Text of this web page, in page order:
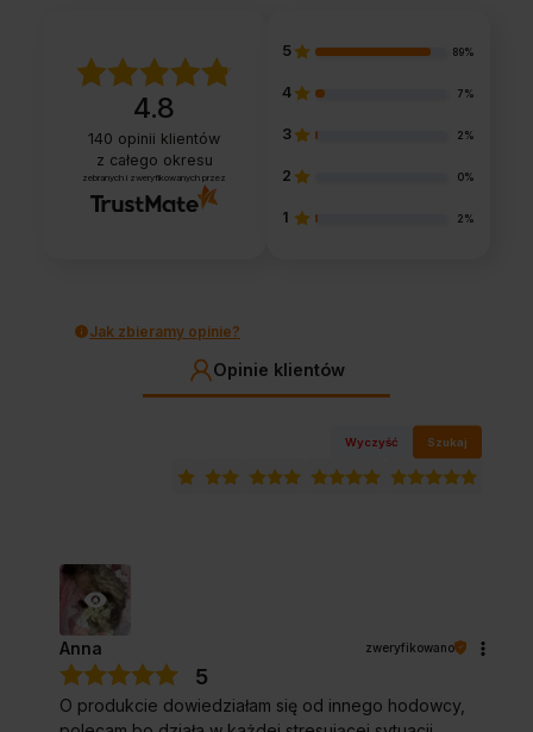
4.8
140 opinii klientów
z całego okresu
zebranych i zweryfikowanych przez
5 89%
4 7%
3 2%
2 0%
1 2%
Jak zbieramy opinie?
Opinie klientów
Wyczyść Szukaj
Anna zweryfikowano
5
O produkcie dowiedziałam się od innego hodowcy,